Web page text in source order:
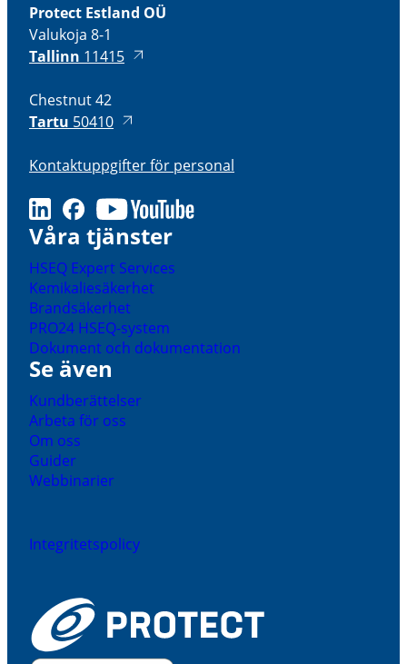
Protect Estland OÜ
Valukoja 8-1
Tallinn 11415
Chestnut 42
Tartu 50410
Kontaktuppgifter för personal
LinkedInFacebook
Youtube
Våra tjänster
HSEQ Expert Services
Kemikaliesäkerhet
Brandsäkerhet
PRO24 HSEQ-system
Dokument och dokumentation
Se även
Kundberättelser
Arbeta för oss
Om oss
Guider
Webbinarier
Integritetspolicy